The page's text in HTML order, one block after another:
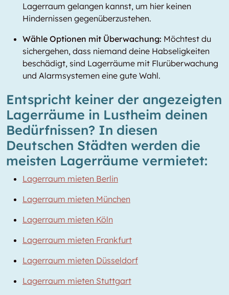
Lagerraum gelangen kannst, um hier keinen
Hindernissen gegenüberzustehen.
Wähle Optionen mit Überwachung: Möchtest du
sichergehen, dass niemand deine Habseligkeiten
beschädigt, sind Lagerräume mit Flurüberwachung
und Alarmsystemen eine gute Wahl.
Entspricht keiner der angezeigten
Lagerräume in Lustheim deinen
Bedürfnissen? In diesen
Deutschen Städten werden die
meisten Lagerräume vermietet:
Lagerraum mieten Berlin
Lagerraum mieten München
Lagerraum mieten Köln
Lagerraum mieten Frankfurt
Lagerraum mieten Düsseldorf
Lagerraum mieten Stuttgart